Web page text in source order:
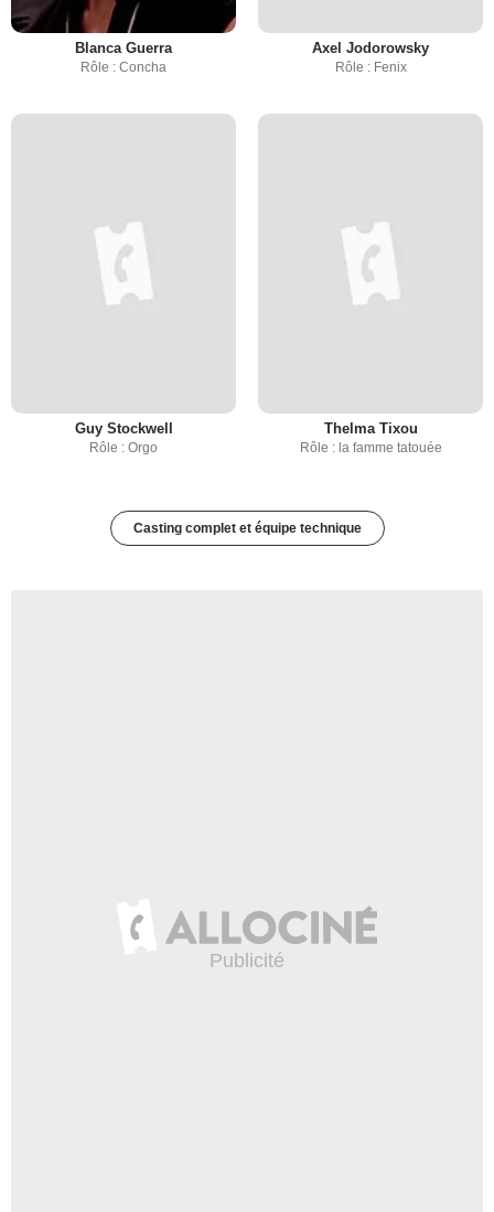
Blanca Guerra
Rôle : Concha
Axel Jodorowsky
Rôle : Fenix
Guy Stockwell
Rôle : Orgo
Thelma Tixou
Rôle : la famme tatouée
Casting complet et équipe technique